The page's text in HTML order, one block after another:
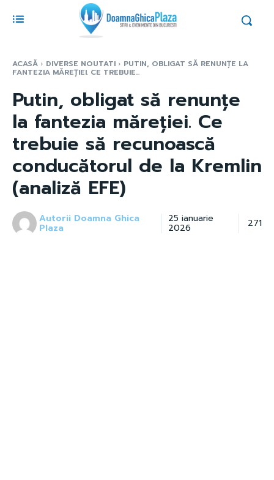
ACASĂ DIVERSE NOUTATI PUTIN, OBLIGAT SĂ RENUNȚE LA
FANTEZIA MĂREȚIEI. CE TREBUIE...
Putin, obligat să renunțe
la fantezia măreției. Ce
trebuie să recunoască
conducătorul de la Kremlin
(analiză EFE)
Autorii Doamna Ghica
Plaza
25 ianuarie
2026 271